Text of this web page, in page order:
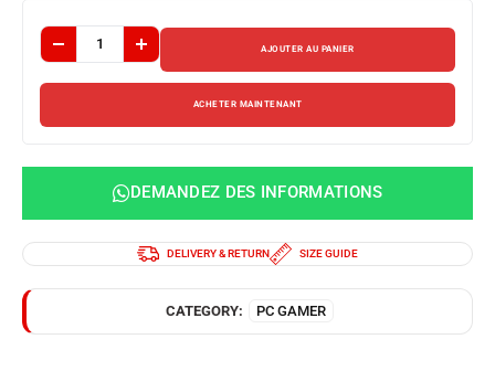
AJOUTER AU PANIER
ACHETER MAINTENANT
DEMANDEZ DES INFORMATIONS
DELIVERY & RETURN SIZE GUIDE
CATEGORY: PC GAMER